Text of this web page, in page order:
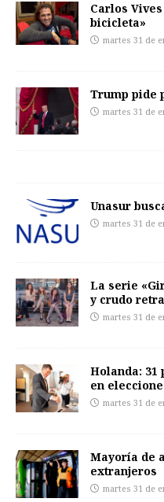
Carlos
bicicleta»
martes 31 de
Trump pide
martes 31 de
Unasur
martes 31 de
La serie
y crudo
martes 31 de
Holanda:
en
martes 31 de
Mayoría de
extranjeros
martes 31 de